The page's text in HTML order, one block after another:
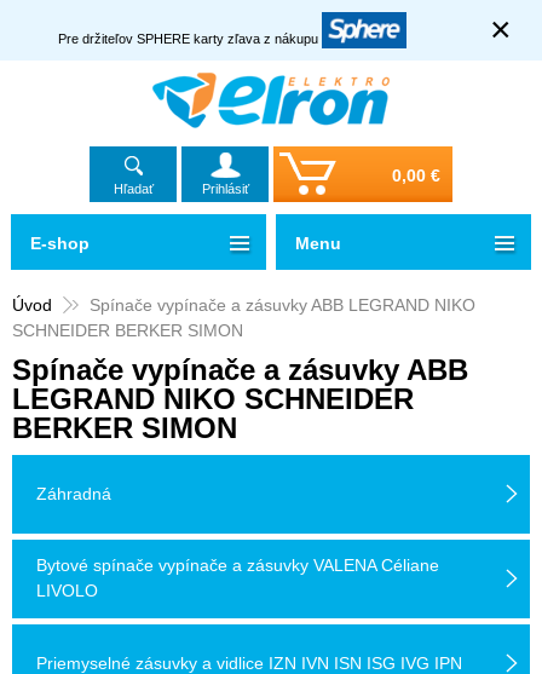
Pre držiteľov SPHERE karty zľava z nákupu ×
Hľadať Prihlásiť
0,00 €
Úvod
Spínače vypínače a zásuvky ABB LEGRAND NIKO
SCHNEIDER BERKER SIMON
Spínače vypínače a zásuvky ABB
LEGRAND NIKO SCHNEIDER
BERKER SIMON
Záhradná
Bytové spínače vypínače a zásuvky VALENA Céliane
LIVOLO
Priemyselné zásuvky a vidlice IZN IVN ISN ISG IVG IPN
E-shop Menu